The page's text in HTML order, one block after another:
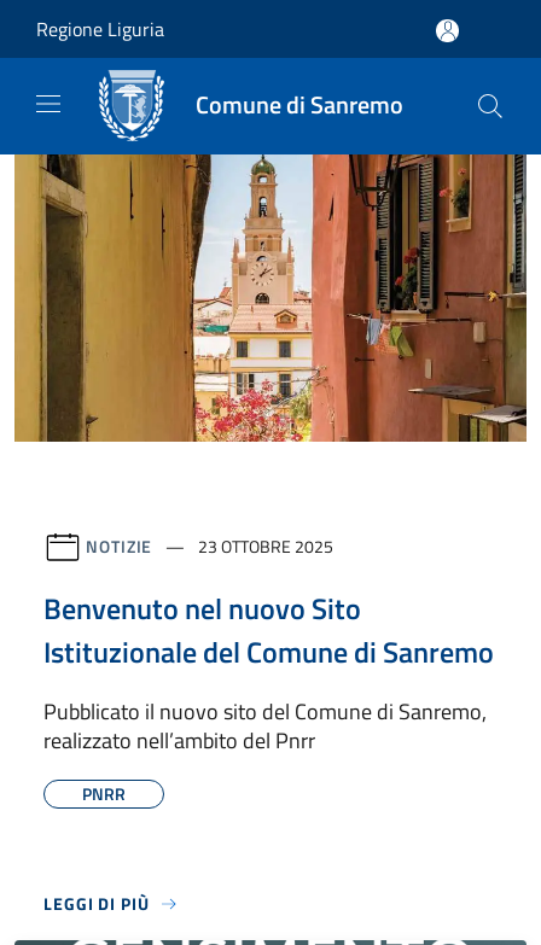
Regione Liguria
Comune di Sanremo
NOTIZIE 23 OTTOBRE 2025
Benvenuto nel nuovo Sito
Istituzionale del Comune di Sanremo
Pubblicato il nuovo sito del Comune di Sanremo,
realizzato nell’ambito del Pnrr
PNRR
LEGGI DI PIÙ